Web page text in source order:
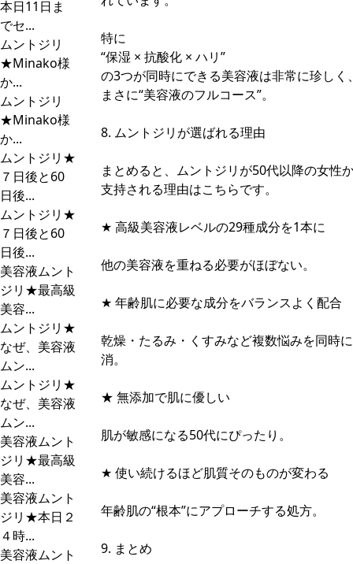
本日11日ま
でセ...
ムントジリ
★Minako様
か...
ムントジリ
★Minako様
か...
ムントジリ★
７日後と60
日後...
ムントジリ★
７日後と60
日後...
美容液ムント
ジリ★最高級
美容...
ムントジリ★
なぜ、美容液
ムン...
ムントジリ★
なぜ、美容液
ムン...
美容液ムント
ジリ★最高級
美容...
美容液ムント
ジリ★本日２
４時...
美容液ムント
特に
“保湿 × 抗酸化 × ハリ”
の3つが同時にできる美容液は非常に珍しく
まさに“美容液のフルコース”。
8. ムントジリが選ばれる理由
まとめると、ムントジリが50代以降の女性
支持される理由はこちらです。
★ 高級美容液レベルの29種成分を1本に
他の美容液を重ねる必要がほぼない。
★ 年齢肌に必要な成分をバランスよく配合
乾燥・たるみ・くすみなど複数悩みを同時
消。
★ 無添加で肌に優しい
肌が敏感になる50代にぴったり。
★ 使い続けるほど肌質そのものが変わる
年齢肌の“根本”にアプローチする処方。
9. まとめ